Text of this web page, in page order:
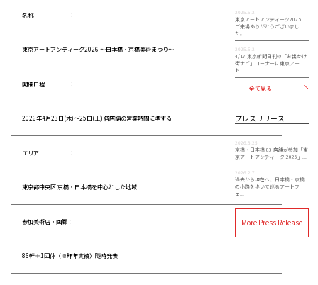
名称 ：
東京アートアンティーク2026 ～日本橋・京橋美術まつり～
開催日程 ：
2026年4月23日(木)～25日(土) 各店舗の営業時間に準ずる
エリア ：
東京都中央区 京橋・日本橋を中心とした地域
参加美術店・画廊：
86軒＋1団体（※昨年実績）随時発表
2025.5.2
東京アートアンティーク2025
ご来場ありがとうございまし
た。
2025.5.2
4/17 東京新聞日刊の「お出かけ
街ナビ」コーナーに東京アー
ト...
全て見る
プレスリリース
2026.3.25
京橋・日本橋 83 店舗が参加「東
京アートアンティーク 2026」...
2026.2.7
過去から現在へ、日本橋・京橋
の小路を歩いて巡るアートフ
ェ...
More Press Release